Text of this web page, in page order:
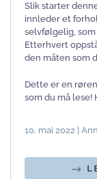
Slik starter
innleder et
selvfølgelig,
Etterhvert
den måten som
Dette er en
som du må lese!
10. mai 2022 |